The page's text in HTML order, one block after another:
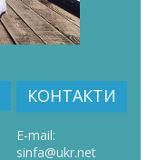
КОНТАКТИ
E-mail:
sinfa@ukr.net